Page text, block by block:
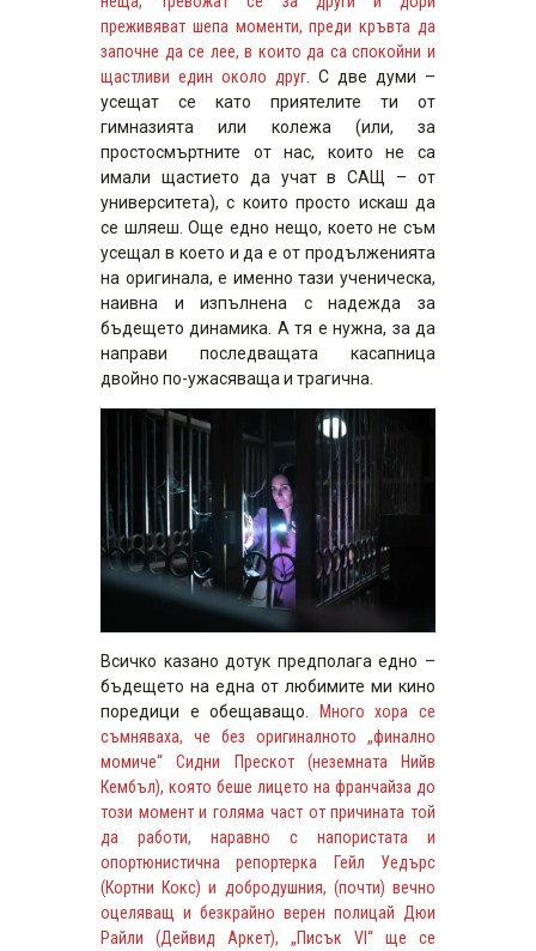
преживяват шепа моменти, преди кръвта да
започне да се лее, в които да са спокойни и
щастливи един около друг. С две думи –
усещат се като приятелите ти от
гимназията или колежа (или, за
простосмъртните от нас, които не са
имали щастието да учат в САЩ – от
университета), с които просто искаш да
се шляеш. Още едно нещо, което не съм
усещал в което и да е от продълженията
на оригинала, е именно тази ученическа,
наивна и изпълнена с надежда за
бъдещето динамика. А тя е нужна, за да
направи последващата касапница
двойно по-ужасяваща и трагична.
Всичко казано дотук предполага едно –
бъдещето на една от любимите ми кино
поредици е обещаващо.
Много хора се
съмняваха, че без оригиналното „финално
момиче“ Сидни Прескот (неземната Нийв
Кембъл), която беше лицето на франчайза до
този момент и голяма част от причината той
да работи, наравно с напористата и
опортюнистична репортерка Гейл Уедърс
(Кортни Кокс) и добродушния, (почти) вечно
оцеляващ и безкрайно верен полицай Дюи
Райли (Дейвид Аркет), „Писък VI“ ще се